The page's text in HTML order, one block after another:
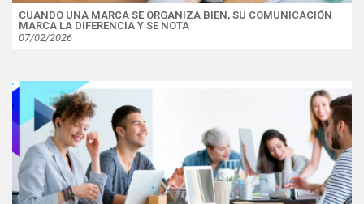
CUANDO UNA MARCA SE ORGANIZA BIEN, SU COMUNICACIÓN
MARCA LA DIFERENCIA Y SE NOTA
07/02/2026